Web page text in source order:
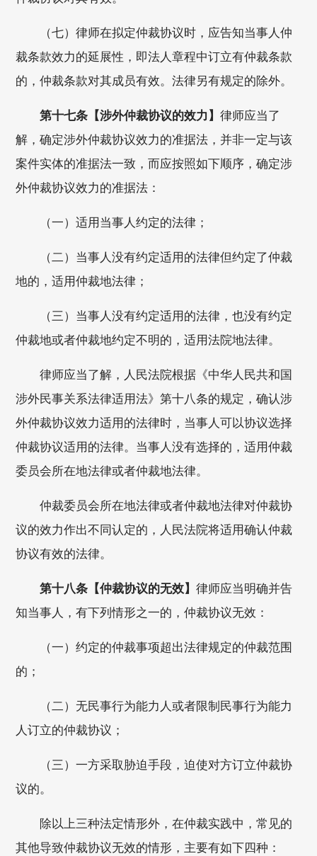
（七）律师在拟定仲裁协议时，应告知当事人仲
裁条款效力的延展性，即法人章程中订立有仲裁条款
的，仲裁条款对其成员有效。法律另有规定的除外。
第十七条【涉外仲裁协议的效力】律师应当了
解，确定涉外仲裁协议效力的准据法，并非一定与该
案件实体的准据法一致，而应按照如下顺序，确定涉
外仲裁协议效力的准据法：
（一）适用当事人约定的法律；
（二）当事人没有约定适用的法律但约定了仲裁
地的，适用仲裁地法律；
（三）当事人没有约定适用的法律，也没有约定
仲裁地或者仲裁地约定不明的，适用法院地法律。
律师应当了解，人民法院根据《中华人民共和国
涉外民事关系法律适用法》第十八条的规定，确认涉
外仲裁协议效力适用的法律时，当事人可以协议选择
仲裁协议适用的法律。当事人没有选择的，适用仲裁
委员会所在地法律或者仲裁地法律。
仲裁委员会所在地法律或者仲裁地法律对仲裁协
议的效力作出不同认定的，人民法院将适用确认仲裁
协议有效的法律。
第十八条【仲裁协议的无效】律师应当明确并告
知当事人，有下列情形之一的，仲裁协议无效：
（一）约定的仲裁事项超出法律规定的仲裁范围
的；
（二）无民事行为能力人或者限制民事行为能力
人订立的仲裁协议；
（三）一方采取胁迫手段，迫使对方订立仲裁协
议的。
除以上三种法定情形外，在仲裁实践中，常见的
其他导致仲裁协议无效的情形，主要有如下四种：